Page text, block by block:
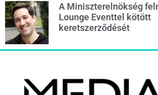
A Miniszterelnökség
Lounge Eventtel kötött
keretszerződését